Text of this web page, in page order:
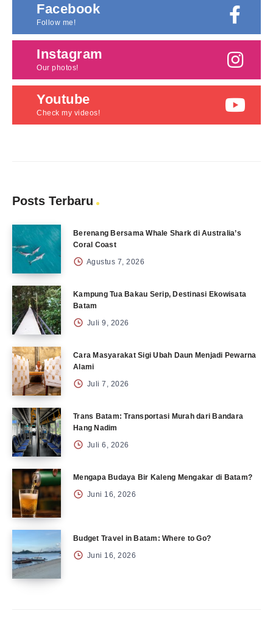
Facebook
Follow me!
Instagram
Our photos!
Youtube
Check my videos!
Posts Terbaru
Berenang Bersama Whale Shark di Australia’s
Coral Coast
Agustus 7, 2026
Kampung Tua Bakau Serip, Destinasi Ekowisata
Batam
Juli 9, 2026
Cara Masyarakat Sigi Ubah Daun Menjadi Pewarna
Alami
Juli 7, 2026
Trans Batam: Transportasi Murah dari Bandara
Hang Nadim
Juli 6, 2026
Mengapa Budaya Bir Kaleng Mengakar di Batam?
Juni 16, 2026
Budget Travel in Batam: Where to Go?
Juni 16, 2026